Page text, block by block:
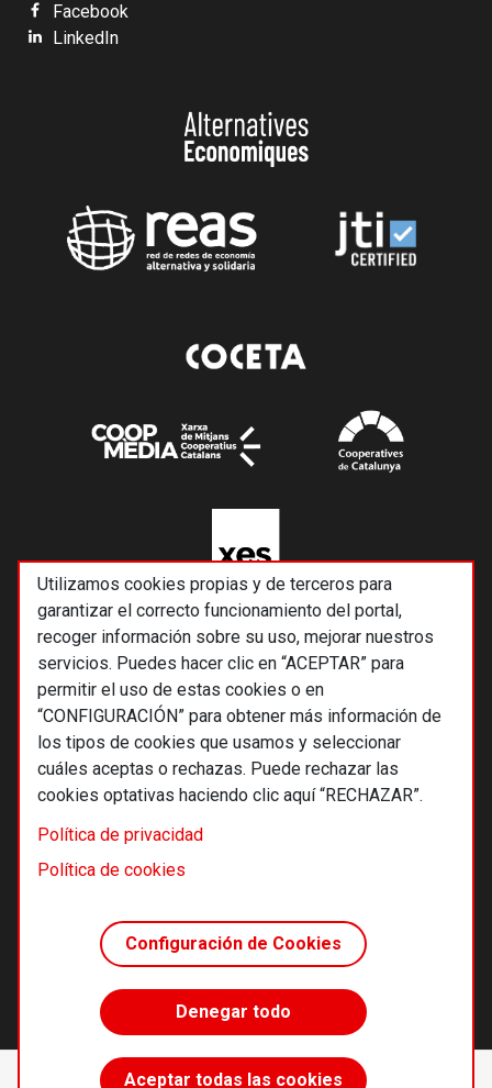
Utilizamos cookies propias y de terceros para
garantizar el correcto funcionamiento del portal,
recoger información sobre su uso, mejorar nuestros
servicios. Puedes hacer clic en “ACEPTAR” para
permitir el uso de estas cookies o en
“CONFIGURACIÓN” para obtener más información de
los tipos de cookies que usamos y seleccionar
cuáles aceptas o rechazas. Puede rechazar las
cookies optativas haciendo clic aquí “RECHAZAR”.
Política de privacidad
Política de cookies
Configuración de Cookies
Denegar todo
Aceptar todas las cookies
Accede sin límites
Facebook
LinkedIn
© 2026 Alternativas económicas SCCL
Footer
Términos y condiciones de uso
Política de cookies
Principios editoriales